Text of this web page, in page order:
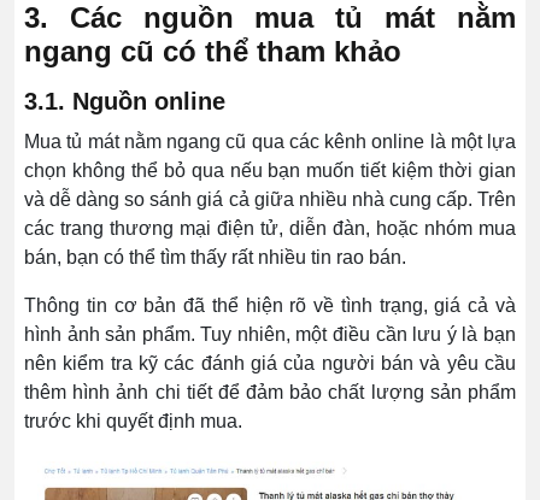
3. Các nguồn mua tủ mát nằm
ngang cũ có thể tham khảo
3.1. Nguồn online
Mua tủ mát nằm ngang cũ qua các kênh online là một lựa
chọn không thể bỏ qua nếu bạn muốn tiết kiệm thời gian
và dễ dàng so sánh giá cả giữa nhiều nhà cung cấp. Trên
các trang thương mại điện tử, diễn đàn, hoặc nhóm mua
bán, bạn có thể tìm thấy rất nhiều tin rao bán.
Thông tin cơ bản đã thể hiện rõ về tình trạng, giá cả và
hình ảnh sản phẩm. Tuy nhiên, một điều cần lưu ý là bạn
nên kiểm tra kỹ các đánh giá của người bán và yêu cầu
thêm hình ảnh chi tiết để đảm bảo chất lượng sản phẩm
trước khi quyết định mua.